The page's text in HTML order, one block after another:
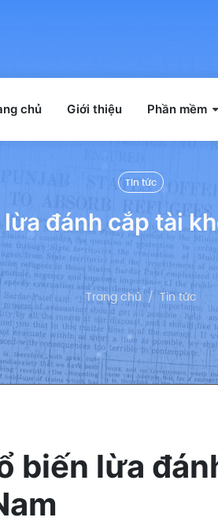
chủ Giới thiệu Phần mềm
Tin tức
đánh cắp tài
Trang chủ Tin tức
biến lừa